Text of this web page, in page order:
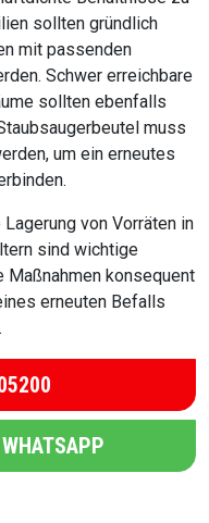
sollten gründlich
mit passenden
Schwer erreichbare
sollten ebenfalls
muss
um ein erneutes
von Vorräten in
sind wichtige
Maßnahmen konsequent
erneuten Befalls